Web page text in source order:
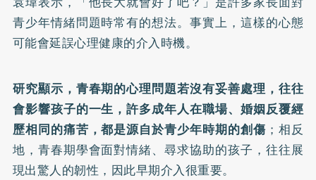
青少年情緒問題時常有的想法。事實上，這樣的心態
可能會延誤心理健康的介入時機。
研究顯示，青春期的心理問題若沒有妥善處理，往往
會影響孩子的一生，許多成年人在職場、婚姻反覆經
歷相同的痛苦，都是源自於青少年時期的創傷；相反
地，青春期學會面對情緒、尋求協助的孩子，往往展
現出驚人的韌性，因此早期介入很重要。